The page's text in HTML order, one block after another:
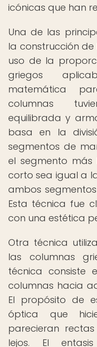
icónicas que han
Una de las
la construcción
uso de la
griegos
matemática
columnas
equilibrada y
basa en la
segmentos de
el segmento
corto sea igual a
ambos
Esta técnica fue
con una estética
Otra técnica
las columnas
técnica consiste
columnas hacia
El propósito de
óptica que
parecieran
lejos. El